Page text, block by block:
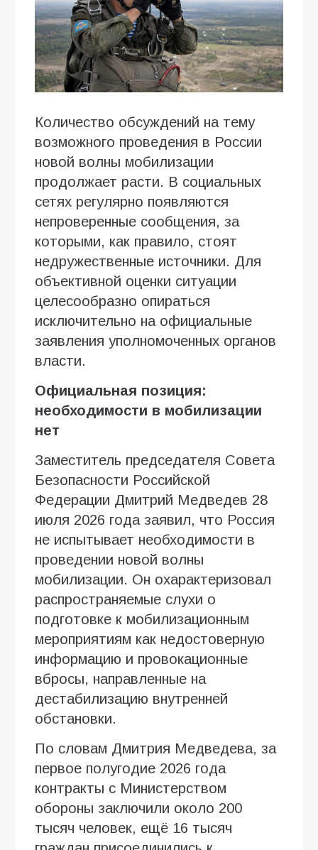
Количество обсуждений на тему
возможного проведения в России
новой волны мобилизации
продолжает расти. В социальных
сетях регулярно появляются
непроверенные сообщения, за
которыми, как правило, стоят
недружественные источники. Для
объективной оценки ситуации
целесообразно опираться
исключительно на официальные
заявления уполномоченных органов
власти.
Официальная позиция:
необходимости в мобилизации
нет
Заместитель председателя Совета
Безопасности Российской
Федерации Дмитрий Медведев 28
июля 2026 года заявил, что Россия
не испытывает необходимости в
проведении новой волны
мобилизации. Он охарактеризовал
распространяемые слухи о
подготовке к мобилизационным
мероприятиям как недостоверную
информацию и провокационные
вбросы, направленные на
дестабилизацию внутренней
обстановки.
По словам Дмитрия Медведева, за
первое полугодие 2026 года
контракты с Министерством
обороны заключили около 200
тысяч человек, ещё 16 тысяч